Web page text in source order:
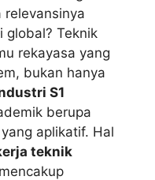
global? Teknik
rekayasa yang
bukan hanya
S1
berupa
yang aplikatif. Hal
teknik